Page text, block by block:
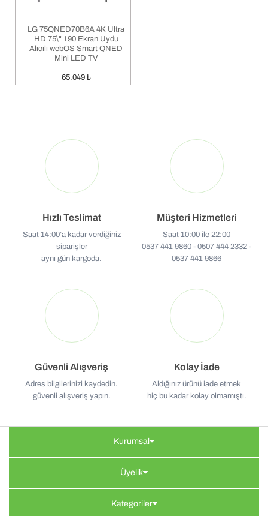
LG 75QNED70B6A 4K Ultra
HD 75\" 190 Ekran Uydu
Alıcılı webOS Smart QNED
Mini LED TV
65.049₺
Hızlı Teslimat
Saat 14:00’a kadar verdiğiniz
siparişler
aynı gün kargoda.
Müşteri Hizmetleri
Saat 10:00 ile 22:00
0537 441 9860 - 0507 444 2332 -
0537 441 9866
Güvenli Alışveriş
Adres bilgilerinizi kaydedin.
güvenli alışveriş yapın.
Kolay İade
Aldığınız ürünü iade etmek
hiç bu kadar kolay olmamıştı.
Kurumsal
Üyelik
Kategoriler